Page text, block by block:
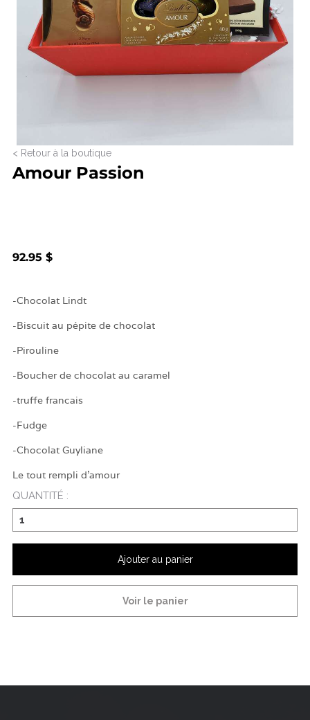
< Retour à la boutique
Amour Passion
92.95 $
-Chocolat Lindt
-Biscuit au pépite de chocolat
-Pirouline
-Boucher de chocolat au caramel
-truffe francais
-Fudge
-Chocolat Guyliane
Le tout rempli d'amour
QUANTITÉ :
Ajouter au panier
Voir le panier